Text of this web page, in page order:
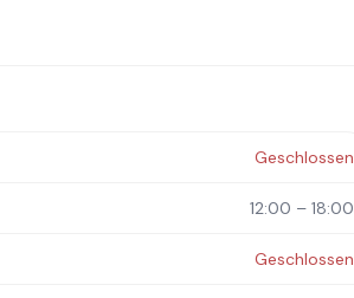
Geschlossen
12:00 – 18:00
Geschlossen